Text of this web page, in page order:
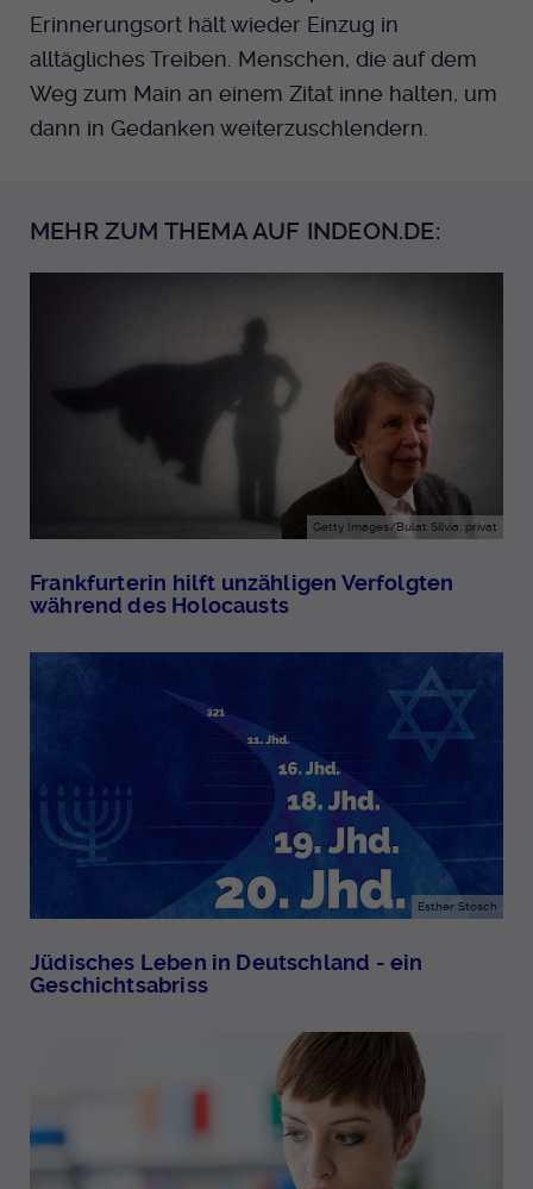
Erinnerungsort hält wieder Einzug in
alltägliches Treiben. Menschen, die auf dem
Weg zum Main an einem Zitat inne halten, um
dann in Gedanken weiterzuschlendern.
MEHR ZUM THEMA AUF INDEON.DE:
Getty Images/Bulat Silvia; privat
Frankfurterin hilft unzähligen Verfolgten
während des Holocausts
Esther Stosch
Jüdisches Leben in Deutschland - ein
Geschichtsabriss